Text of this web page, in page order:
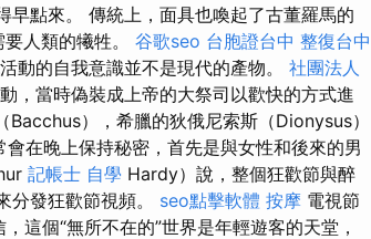
早點來。 傳統上，面具也喚起了古董羅馬的
人類的犧牲。 谷歌seo 台胞證台中 整復台中
動的自我意識並不是現代的產物。 社團法人
，當時偽裝成上帝的大祭司以歡快的方式進
Bacchus），希臘的狄俄尼索斯（Dionysus）
會在晚上保持秘密，首先是與女性和後來的男
記帳士 自學 Hardy）說，整個狂歡節與醉
分發狂歡節視頻。 seo點擊軟體 按摩 電視節
，這個“無所不在的”世界是年輕遊客的天堂，